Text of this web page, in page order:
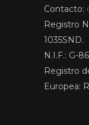
Contacto:
Registro
1035SND.
N.I.F.: G-
Registro
Europea: